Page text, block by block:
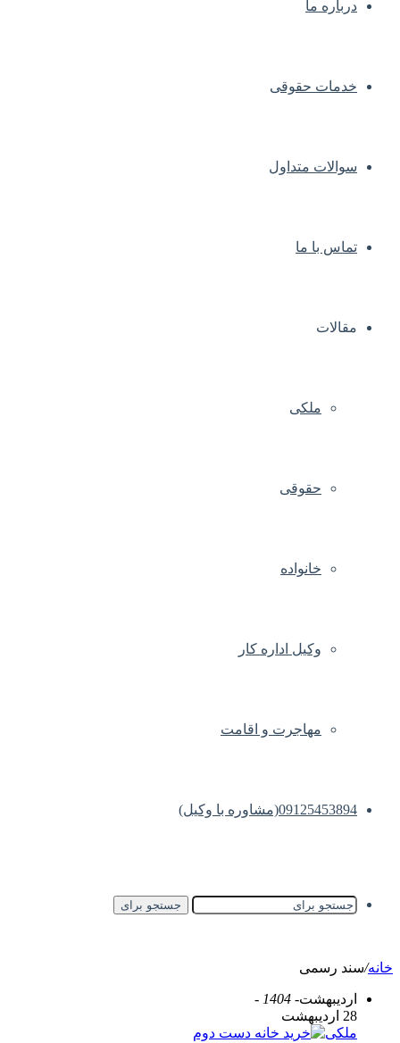
درباره ما
خدمات حقوقی
سوالات متداول
تماس با ما
مقالات
ملکی
حقوقی
خانواده
وکیل اداره کار
مهاجرت و اقامت
09125453894(مشاوره با وکیل)
جستجو برای
خانه/سند رسمی
اردیبهشت- 1404 -
28 اردیبهشت
ملکی